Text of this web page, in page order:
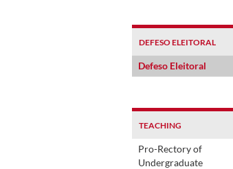
DEFESO ELEITORAL
Defeso Eleitoral
TEACHING
Pro-Rectory of
Undergraduate